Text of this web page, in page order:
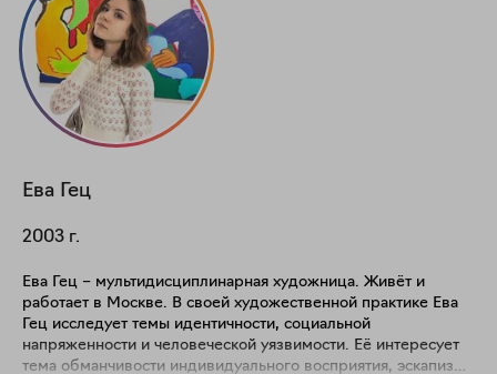
Ева Гец
2003 г.
Ева Гец – мультидисциплинарная художница. Живёт и
работает в Москве. В своей художественной практике Ева
Гец исследует темы идентичности, социальной
напряженности и человеческой уязвимости. Её интересует
тема обманчивости индивидуального восприятия, эскапизм,